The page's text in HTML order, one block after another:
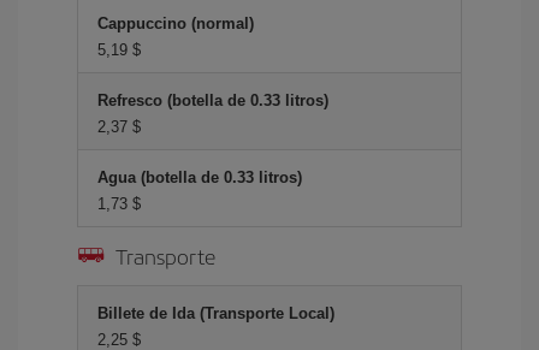
Cappuccino (normal)
5,19 $
Refresco (botella de 0.33 litros)
2,37 $
Agua (botella de 0.33 litros)
1,73 $
Transporte
Billete de Ida (Transporte Local)
2,25 $